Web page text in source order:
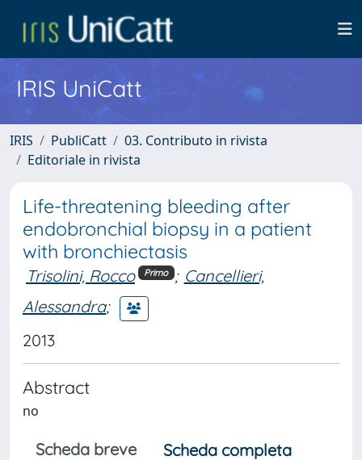
IRIS UniCatt
IRIS PubliCatt
03. Contributo in rivista
Editoriale in rivista
Life-threatening bleeding after
endobronchial biopsy in a patient
with bronchiectasis
Trisolini, Rocco Primo ; Cancellieri,
Alessandra;
2013
Abstract
no
Scheda breve
Scheda completa